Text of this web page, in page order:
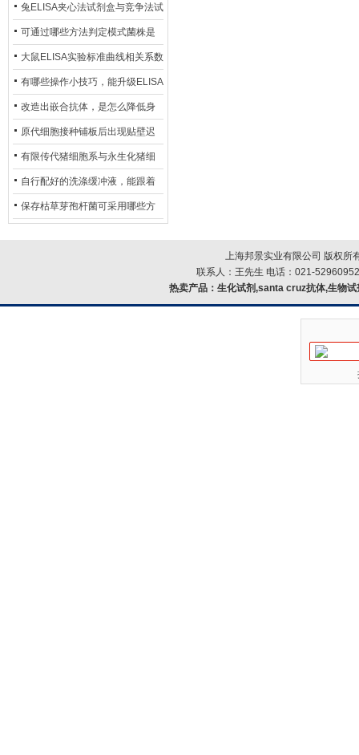
止平台效应发生？
兔ELISA夹心法试剂盒与竞争法试
剂盒，适用检测场景存在哪些差
异？
可通过哪些方法判定模式菌株是
否存在杂菌污染？
大鼠ELISA实验标准曲线相关系数
偏低，可从哪些维度开展问题排
查？
有哪些操作小技巧，能升级ELISA
的LOD与LOQ性能？
改造出嵌合抗体，是怎么降低身
体生成抗鼠抗体（HAMA）的？
原代细胞接种铺板后出现贴壁迟
缓、悬浮细胞数量偏多的现象的
主要诱因
有限传代猪细胞系与永生化猪细
胞系，二者在增殖存活周期上有
什么区别？
自行配好的洗涤缓冲液，能跟着
试剂盒原装干粉放一处储存吗？
保存枯草芽孢杆菌可采用哪些方
上海邦景实业有限公司 版权所
联系人：王先生 电话：021-
热卖产品： 生化试剂,santa cruz抗体,生物